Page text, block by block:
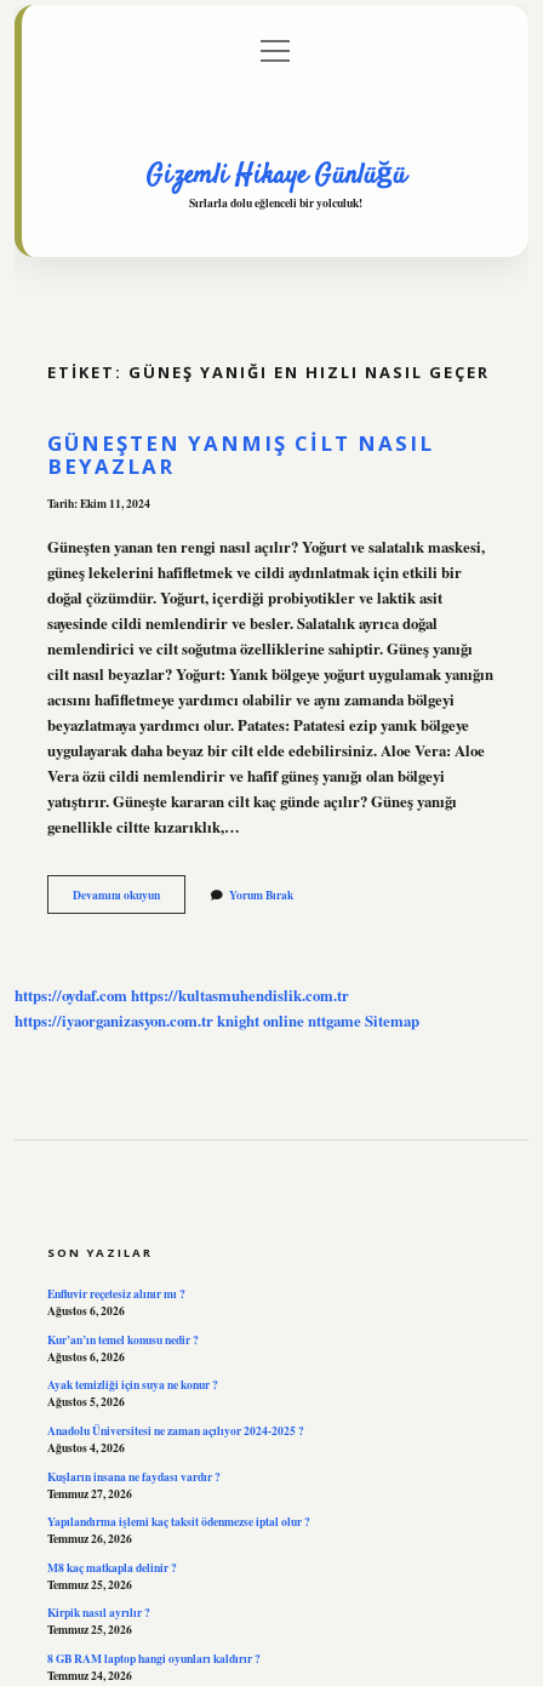
Gizlilik Politikası
menüyü
aç
Gizemli Hikaye Günlüğü
Sırlarla dolu eğlenceli bir yolculuk!
ETIKET: GÜNEŞ YANIĞI EN HIZLI NASIL GEÇER
GÜNEŞTEN YANMIŞ CILT NASIL
BEYAZLAR
Tarih: Ekim 11, 2024
Güneşten yanan ten rengi nasıl açılır? Yoğurt ve salatalık maskesi,
güneş lekelerini hafifletmek ve cildi aydınlatmak için etkili bir
doğal çözümdür. Yoğurt, içerdiği probiyotikler ve laktik asit
sayesinde cildi nemlendirir ve besler. Salatalık ayrıca doğal
nemlendirici ve cilt soğutma özelliklerine sahiptir. Güneş yanığı
cilt nasıl beyazlar? Yoğurt: Yanık bölgeye yoğurt uygulamak yanığın
acısını hafifletmeye yardımcı olabilir ve aynı zamanda bölgeyi
beyazlatmaya yardımcı olur. Patates: Patatesi ezip yanık bölgeye
uygulayarak daha beyaz bir cilt elde edebilirsiniz. Aloe Vera: Aloe
Vera özü cildi nemlendirir ve hafif güneş yanığı olan bölgeyi
yatıştırır. Güneşte kararan cilt kaç günde açılır? Güneş yanığı
genellikle ciltte kızarıklık,…
Devamını okuyunGüneşten
Yanmış
Yorum Bırak
https://oydaf.comhttps://kultasmuhendislik.com.tr
https://iyaorganizasyon.com.trknight onlinenttgameSitemap
SON YAZILAR
Enfluvir reçetesiz alınır mı ?
Ağustos 6, 2026
Kur’an’ın temel konusu nedir ?
Ağustos 6, 2026
Ayak temizliği için suya ne konur ?
Ağustos 5, 2026
Anadolu Üniversitesi ne zaman açılıyor 2024-2025 ?
Ağustos 4, 2026
Kuşların insana ne faydası vardır ?
Temmuz 27, 2026
Yapılandırma işlemi kaç taksit ödenmezse iptal olur ?
Temmuz 26, 2026
M8 kaç matkapla delinir ?
Temmuz 25, 2026
Kirpik nasıl ayrılır ?
Temmuz 25, 2026
8 GB RAM laptop hangi oyunları kaldırır ?
Temmuz 24, 2026